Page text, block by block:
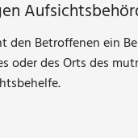
den Betroffenen ein
des Orts des